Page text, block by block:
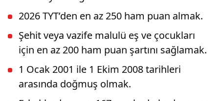
2026 TYT’den en az 250 ham puan almak.
Şehit veya vazife malulü eş ve çocukları
için en az 200 ham puan şartını sağlamak.
1 Ocak 2001 ile 1 Ekim 2008 tarihleri
arasında doğmuş olmak.